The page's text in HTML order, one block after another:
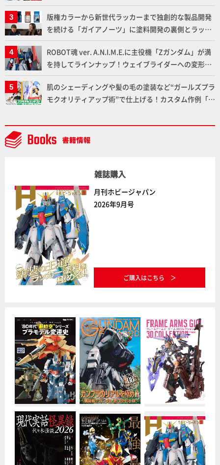
りに!!【試し読み】
版権カラーから新世代ラッカーまで独創的な製品開発
を続ける「ガイアノーツ」に塗料開発の裏側とラッカ
ー塗料の未来についてインタビュー！
ROBOT魂 ver. A.N.I.M.E.に主役機「Zガンダム」が満
を持してラインナップ！ウェイブライダーへの変形、
劇中どおりのプロポーションを再現【機動戦士Zガン
ダム】
肌のシェーディングや髪の毛の塗装など“ガールズプラ
モクオリティアップ術”で仕上げる！カスタム作例「白
デルコンテスト」～8月17日（月）11:59まで応募受付
中】
雑誌購入
月刊ホビージャパン
2026年9月号
ご購入はこちら